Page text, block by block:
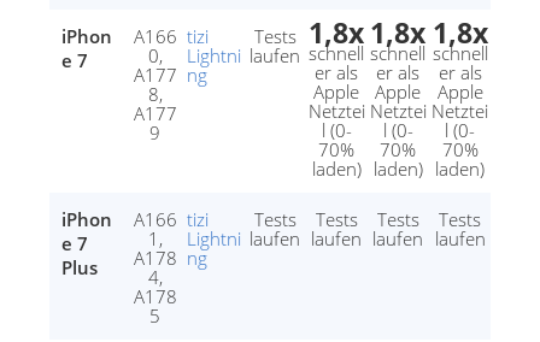
iPhon
e 7
A166
0,
A177
8,
A177
9
tizi
Lightni
ng
Tests
laufen
1,8x
schnell
er als
Apple
Netztei
l (0-
70%
laden)
1,8x
schnell
er als
Apple
Netztei
l (0-
70%
laden)
1,8x
schnell
er als
Apple
Netztei
l (0-
70%
laden)
iPhon
e 7
Plus
A166
1,
A178
4,
A178
5
tizi
Lightni
ng
Tests
laufen
Tests
laufen
Tests
laufen
Tests
laufen